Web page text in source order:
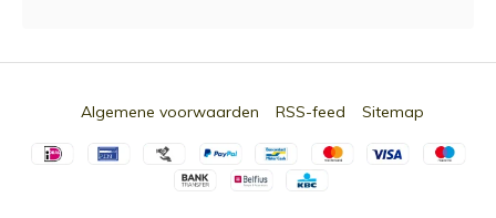
Algemene voorwaarden RSS-feed Sitemap